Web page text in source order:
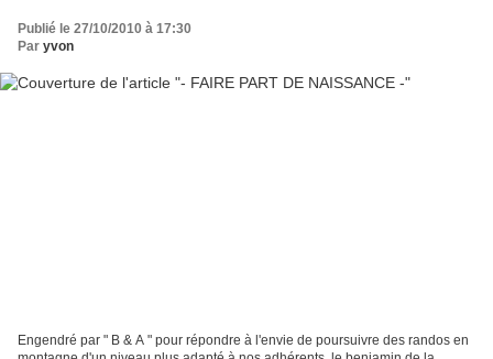
Publié le 27/10/2010 à 17:30
Par yvon
Engendré par " B & A " pour répondre à l'envie de poursuivre des randos en